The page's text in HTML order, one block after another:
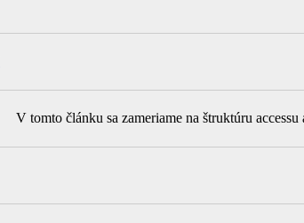
V tomto článku sa zameriame na štruktúru